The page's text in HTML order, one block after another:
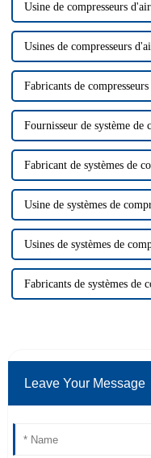
Usine de compresseurs
Usines de compresseurs
Fabricants de
Fournisseur de système de
Fabricant de systèmes de
Usine de systèmes de
Usines de systèmes de
Fabricants de systèmes de
Leave Your Message